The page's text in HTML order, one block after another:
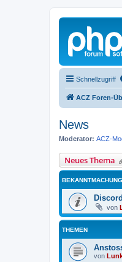
Schnellzugriff
ACZ Foren-
News
Moderator: ACZ-
Neues Thema
von
THEMEN
von